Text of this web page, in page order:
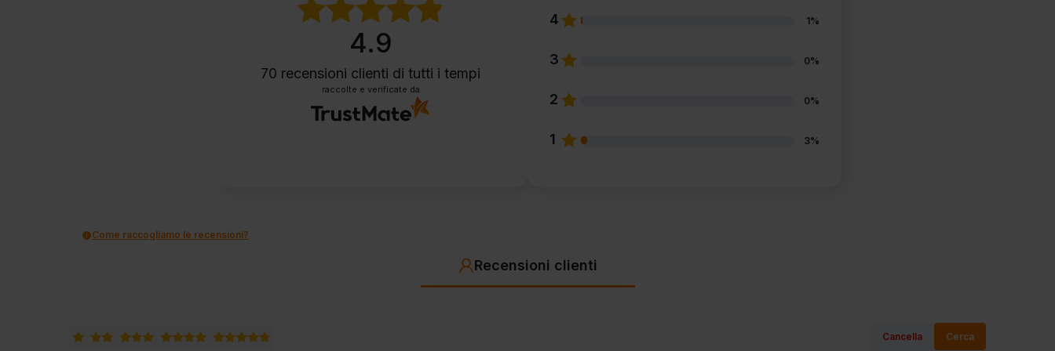
4.9
70 recensioni clienti di tutti i tempi
raccolte e verificate da
4 1%
3 0%
2 0%
1 3%
Come raccogliamo le recensioni?
Recensioni clienti
Cancella Cerca